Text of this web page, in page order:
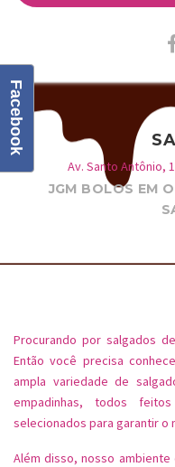
Av. Santo Antônio,
JGM BOLOS EM
Procurando por salgados
Então você precisa
ampla variedade de
empadinhas, todos
selecionados para garantir o
Além disso, nosso
Facebook